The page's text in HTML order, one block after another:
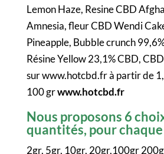
Lemon Haze, Resine CBD
Amnesia, fleur CBD Wendi
Pineapple, Bubble crunch
Résine Yellow 23,1% CBD,
sur www.hotcbd.fr à partir de
100 grwww.hotcbd.fr
Nous proposons 6
quantités, pour
2gr, 5gr, 10gr, 20gr,100gr